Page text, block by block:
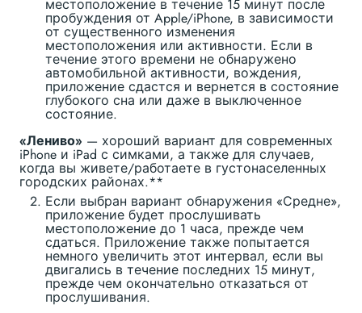
местоположение в течение 15 минут после
пробуждения от Apple/iPhone, в зависимости
от существенного изменения
местоположения или активности. Если в
течение этого времени не обнаружено
автомобильной активности, вождения,
приложение сдастся и вернется в состояние
глубокого сна или даже в выключенное
состояние.
«Лениво» — хороший вариант для современных
iPhone и iPad с симками, а также для случаев,
когда вы живете/работаете в густонаселенных
городских районах.**
Если выбран вариант обнаружения «Средне»,
приложение будет прослушивать
местоположение до 1 часа, прежде чем
сдаться. Приложение также попытается
немного увеличить этот интервал, если вы
двигались в течение последних 15 минут,
прежде чем окончательно отказаться от
прослушивания.